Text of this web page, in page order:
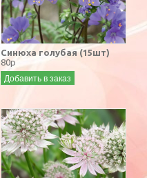
Синюха голубая (15шт)
80р
Добавить в заказ